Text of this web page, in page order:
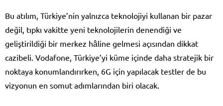
Bu atılım, Türkiye’nin yalnızca teknolojiyi kullanan bir pazar
değil, tıpkı vakitte yeni teknolojilerin denendiği ve
geliştirildiği bir merkez hâline gelmesi açısından dikkat
cazibeli. Vodafone, Türkiye’yi küme içinde daha stratejik bir
noktaya konumlandırırken, 6G için yapılacak testler de bu
vizyonun en somut adımlarından biri olacak.